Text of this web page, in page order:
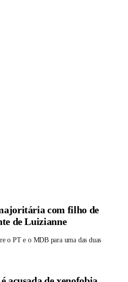
com filho de
de Luizianne
o PT e o MDB para uma das duas
acusada de xenofobia